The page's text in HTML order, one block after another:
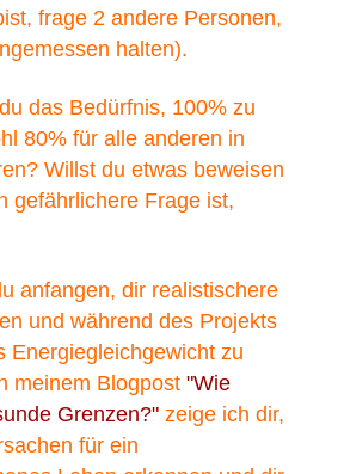
frage 2 andere Personen,
halten).
das Bedürfnis, 100% zu
80% für alle anderen in
Willst du etwas beweisen
gefährlichere Frage ist,
anfangen, dir realistischere
und während des Projekts
Energiegleichgewicht zu
meinem Blogpost "Wie
Grenzen?"zeige ich dir,
für ein